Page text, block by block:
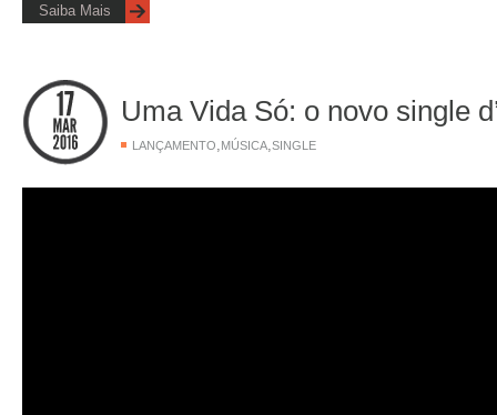
Saiba Mais
Uma Vida Só: o novo single
LANÇAMENTO MÚSICA SINGLE